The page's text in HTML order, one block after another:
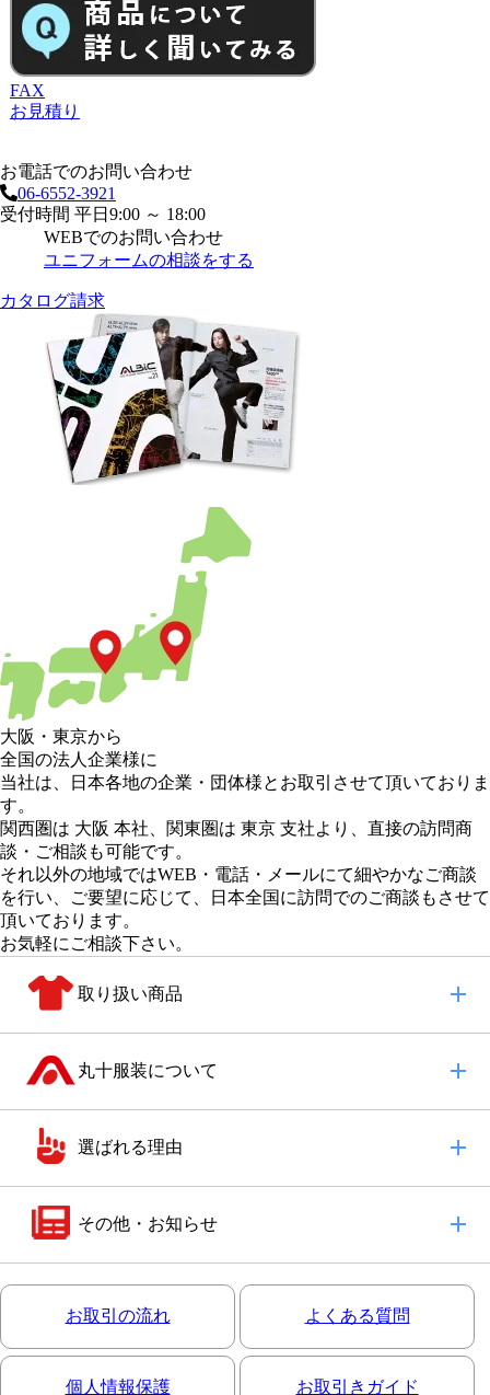
FAX
お見積り
お電話でのお問い合わせ
06-6552-3921
受付時間 平日9:00 ～ 18:00
WEBでのお問い合わせ
ユニフォームの相談をする
カタログ請求
大阪 ・ 東京から
全国の法人企業様に
当社は、日本各地の企業・団体様とお取引させて頂いておりま
す。
関西圏は 大阪 本社
関東圏は 東京 支社より、直接の訪問商
談・ご相談も可能です。
それ以外の地域ではWEB・電話・メールにて細やかなご商談
を行い、
ご要望に応じて、日本全国に訪問でのご商談もさせて
頂いております。
お気軽にご相談下さい。
取り扱い商品
丸十服装について
選ばれる理由
その他・お知らせ
お取引の流れ よくある質問
個人情報保護 お取引きガイド